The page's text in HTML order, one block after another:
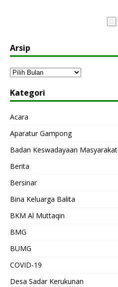
Arsip
Kategori
Acara
Aparatur Gampong
Badan Keswadayaan Masyarakat
Berita
Bersinar
Bina Keluarga Balita
BKM Al Muttaqin
BMG
BUMG
COVID-19
Desa Sadar Kerukunan